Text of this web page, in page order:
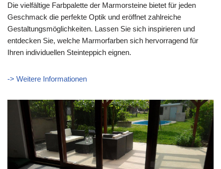
Die vielfältige Farbpalette der Marmorsteine bietet für jeden
Geschmack die perfekte Optik und eröffnet zahlreiche
Gestaltungsmöglichkeiten. Lassen Sie sich inspirieren und
entdecken Sie, welche Marmorfarben sich hervorragend für
Ihren individuellen Steinteppich eignen.
-> Weitere Informationen